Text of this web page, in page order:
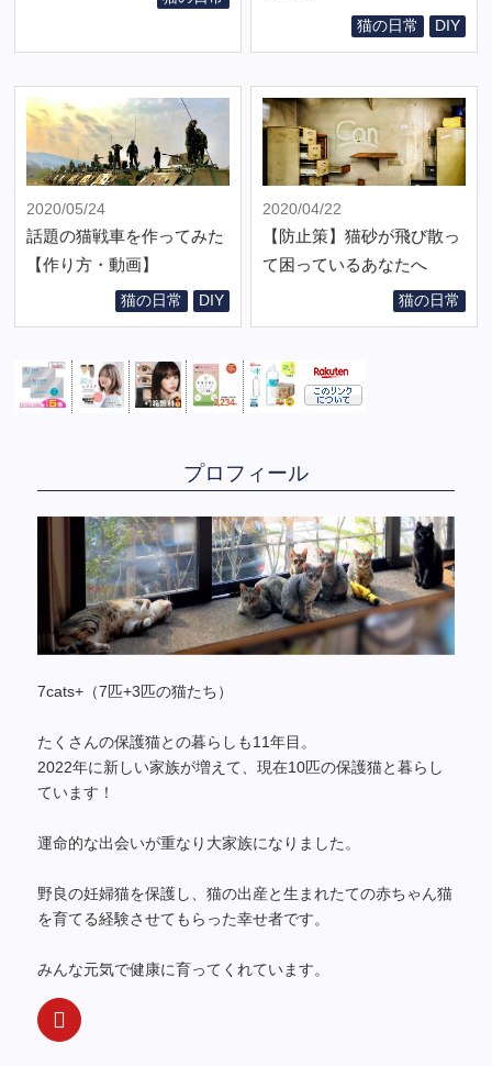
猫の日常 DIY
2020/05/24
話題の猫戦車を作ってみた
【作り方・動画】
猫の日常 DIY
2020/04/22
【防止策】猫砂が飛び散っ
て困っているあなたへ
猫の日常
プロフィール
7cats+（7匹+3匹の猫たち）
たくさんの保護猫との暮らしも11年目。
2022年に新しい家族が増えて、現在10匹の保護猫と暮らし
ています！
運命的な出会いが重なり大家族になりました。
野良の妊婦猫を保護し、猫の出産と生まれたての赤ちゃん猫
を育てる経験させてもらった幸せ者です。
みんな元気で健康に育ってくれています。